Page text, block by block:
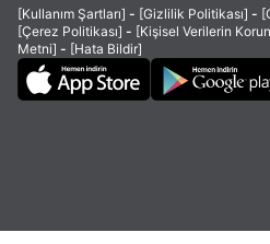
[Kullanım Şartları] - [Gizlilik Politikası] -
[Çerez Politikası] - [Kişisel Verilerin
Metni] - [Hata Bildir]